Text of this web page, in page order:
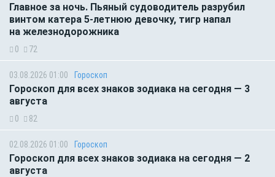
Главное за ночь. Пьяный судоводитель разрубил
винтом катера 5-летнюю девочку, тигр напал
на железнодорожника
0 72
03.08.2026 01:00 Гороскоп
Гороскоп для всех знаков зодиака на сегодня — 3
августа
0 82
02.08.2026 01:00 Гороскоп
Гороскоп для всех знаков зодиака на сегодня — 2
августа